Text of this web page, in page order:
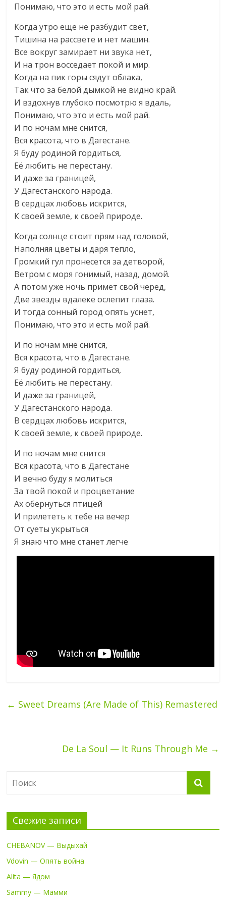
Понимаю, что это и есть мой рай.
Когда утро еще не разбудит свет,
Тишина на рассвете и нет машин.
Все вокруг замирает ни звука нет,
И на трон восседает покой и мир.
Когда на пик горы сядут облака,
Так что за белой дымкой не видно край.
И вздохнув глубоко посмотрю я вдаль,
Понимаю, что это и есть мой рай.
И по ночам мне снится,
Вся красота, что в Дагестане.
Я буду родиной гордиться,
Её любить не перестану.
И даже за границей,
У Дагестанского народа.
В сердцах любовь искрится,
К своей земле, к своей природе.
Когда солнце стоит прям над головой,
Наполняя цветы и даря тепло,
Громкий гул пронесется за детворой,
Ветром с моря гонимый, назад, домой.
А потом уже ночь примет свой черед,
Две звезды вдалеке ослепит глаза.
И тогда сонный город опять уснет,
Понимаю, что это и есть мой рай.
И по ночам мне снится,
Вся красота, что в Дагестане.
Я буду родиной гордиться,
Её любить не перестану.
И даже за границей,
У Дагестанского народа.
В сердцах любовь искрится,
К своей земле, к своей природе.
И по ночам мне снится
Вся красота, что в Дагестане
И вечно буду я молиться
За твой покой и процветание
Ах обернуться птицей
И прилететь к тебе на вечер
От суеты укрыться
Я знаю что мне станет легче
← Sweet Dreams (Are Made of This) Remastered
De La Soul — It Runs Through Me →
Свежие записи
CHEBANOV — Выдыхай
Vdovin — Опять война
Alita — Ядом
Sammy — Мамми